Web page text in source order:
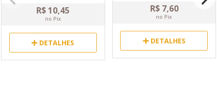
R$ 10,45
no Pix
DETALHES
R$ 7,60
no Pix
DETALHES